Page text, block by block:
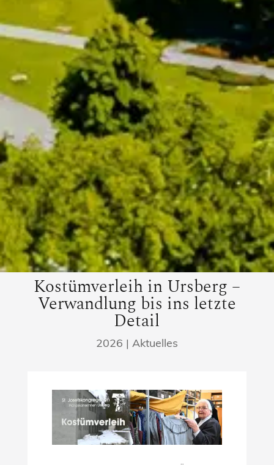
Kostümverleih in Ursberg –
Verwandlung bis ins letzte
Detail
2026 Aktuelles